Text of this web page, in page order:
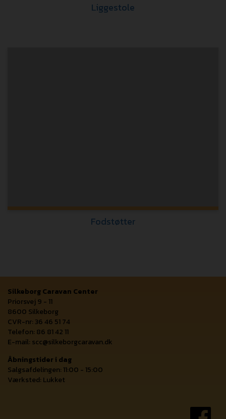
Liggestole
Fodstøtter
Silkeborg Caravan Center
Priorsvej 9 - 11
8600 Silkeborg
CVR-nr: 36 46 51 74
Telefon: 86 81 42 11
E-mail: scc@silkeborgcaravan.dk
Åbningstider i dag
Salgsafdelingen: 11:00 - 15:00
Værksted: Lukket